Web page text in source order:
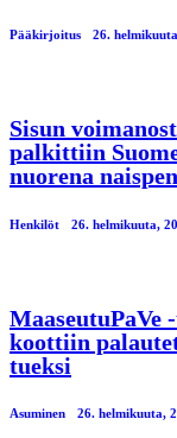
Pääkirjoitus 26.
Sisun
palkittiin
nuorena
Henkilöt 26. helmikuuta,
MaaseutuPaVe
koottiin
tueksi
Asuminen 26. helmikuuta,